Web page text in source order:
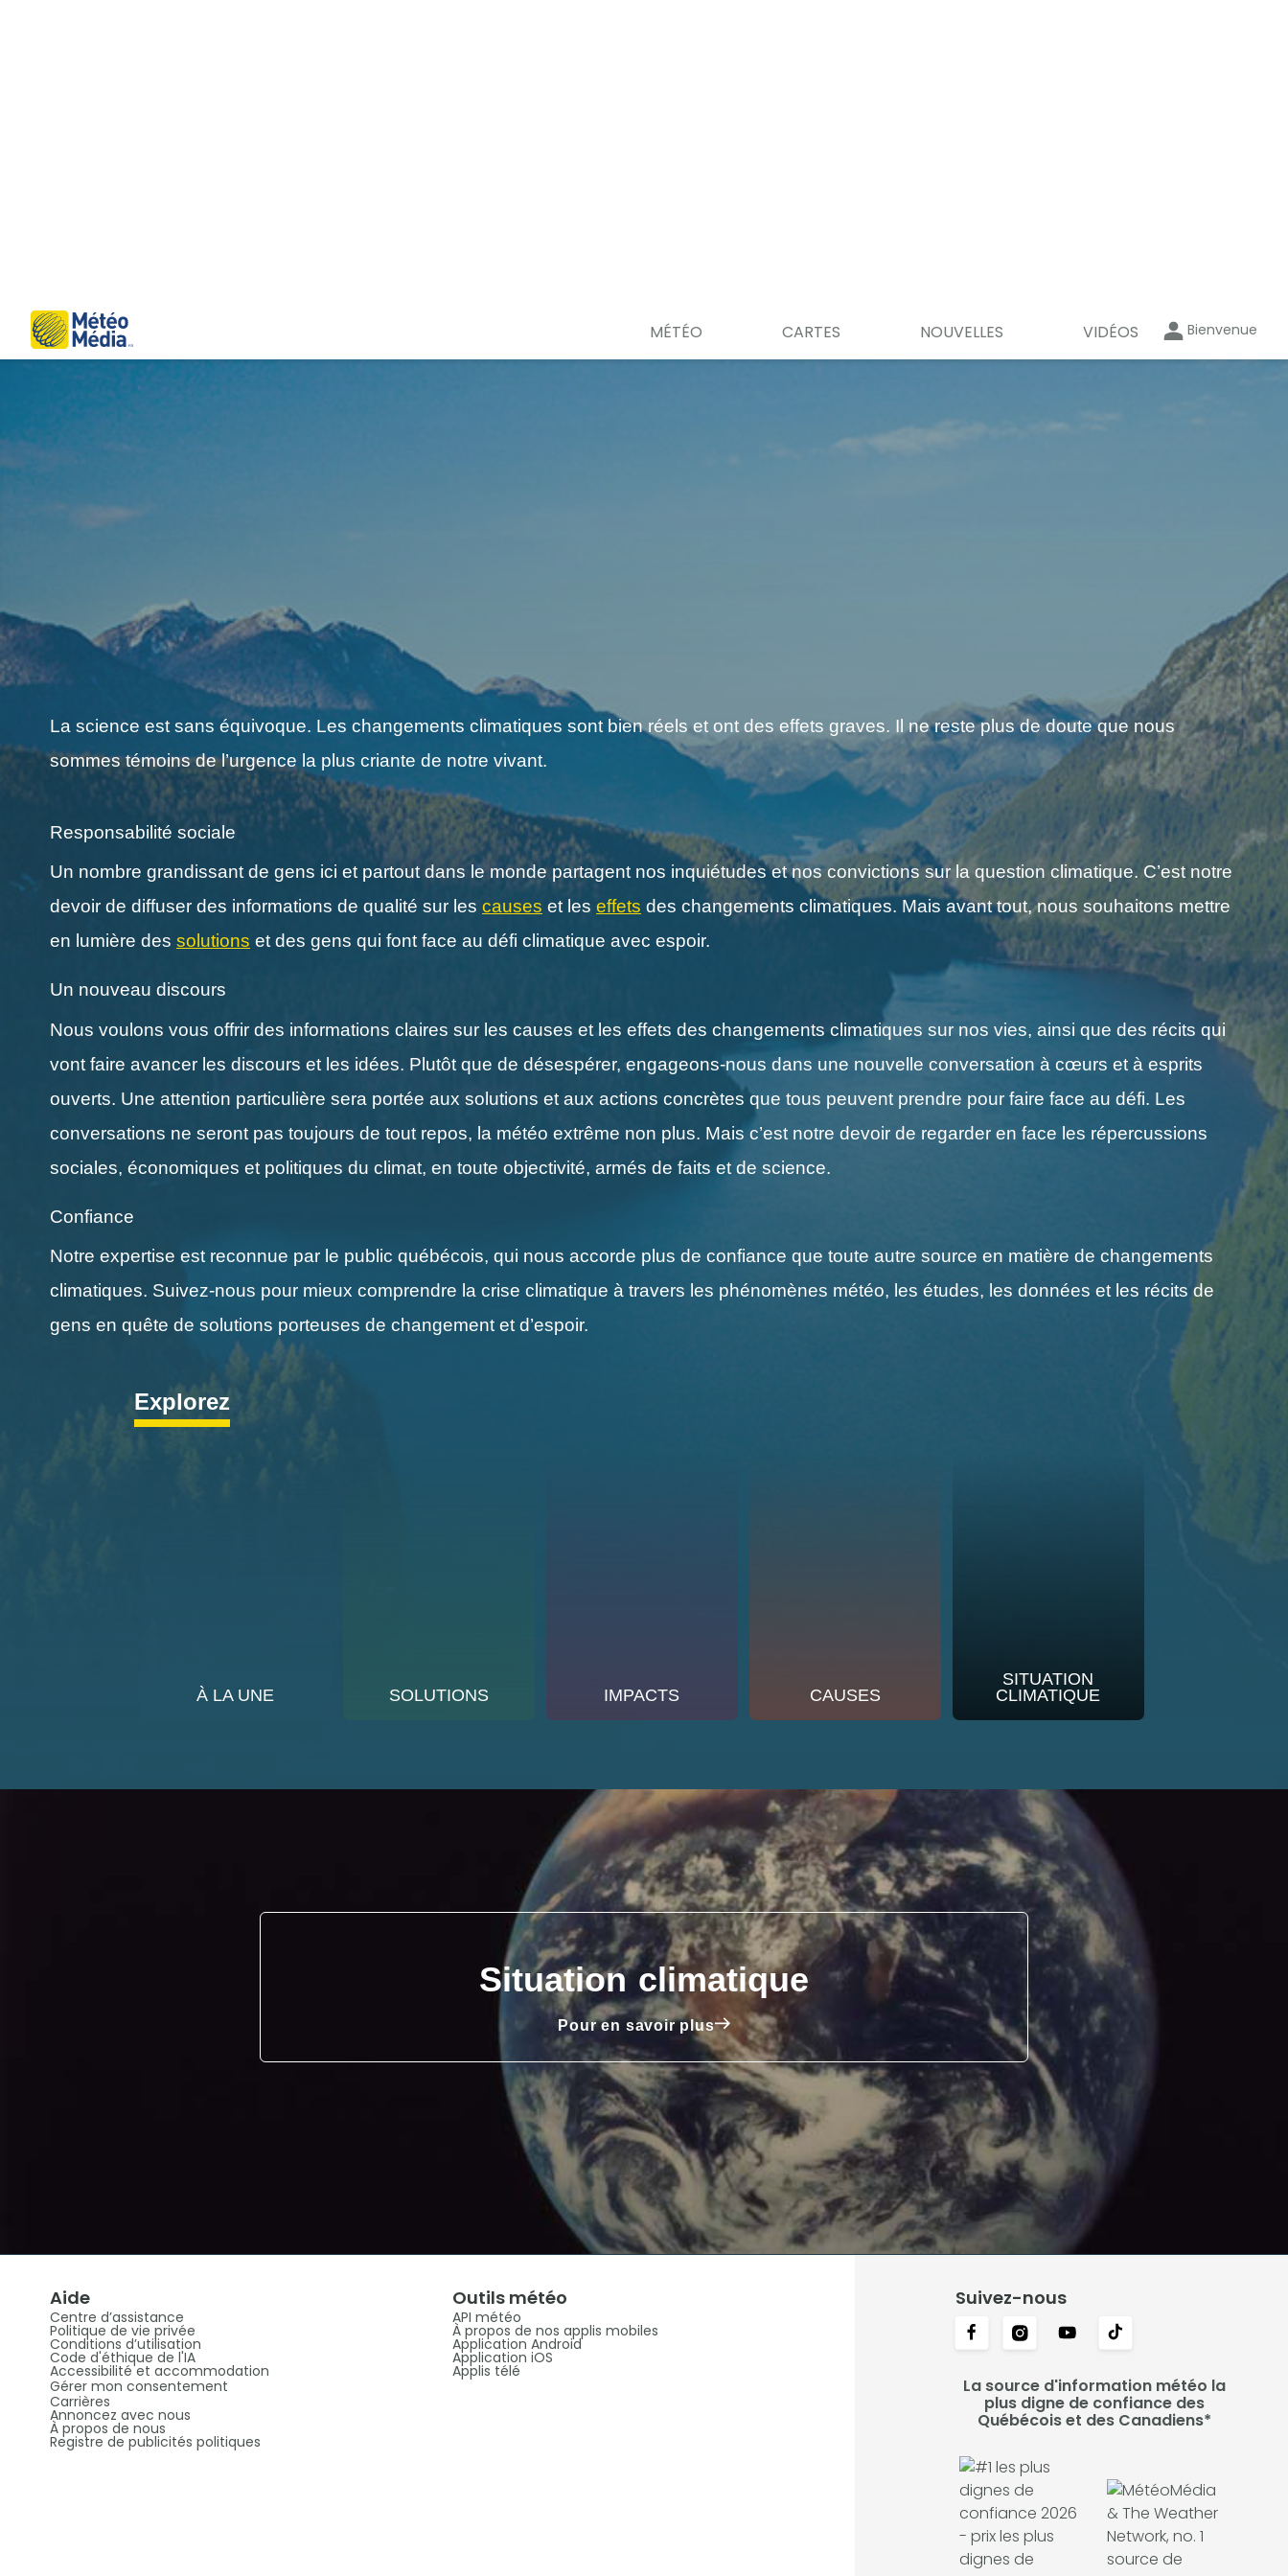
MÉTÉO CARTES NOUVELLES VIDÉOS Bienvenue
La science est sans équivoque. Les changements climatiques sont bien réels et ont des effets graves. Il ne reste plus de doute que nous
sommes témoins de l’urgence la plus criante de notre vivant.
Responsabilité sociale
Un nombre grandissant de gens ici et partout dans le monde partagent nos inquiétudes et nos convictions sur la question climatique. C’est notre
devoir de diffuser des informations de qualité sur les causes et les effets des changements climatiques. Mais avant tout, nous souhaitons mettre
en lumière des solutions et des gens qui font face au défi climatique avec espoir.
Un nouveau discours
Nous voulons vous offrir des informations claires sur les causes et les effets des changements climatiques sur nos vies, ainsi que des récits qui
vont faire avancer les discours et les idées. Plutôt que de désespérer, engageons-nous dans une nouvelle conversation à cœurs et à esprits
ouverts. Une attention particulière sera portée aux solutions et aux actions concrètes que tous peuvent prendre pour faire face au défi. Les
conversations ne seront pas toujours de tout repos, la météo extrême non plus. Mais c’est notre devoir de regarder en face les répercussions
sociales, économiques et politiques du climat, en toute objectivité, armés de faits et de science.
Confiance
Notre expertise est reconnue par le public québécois, qui nous accorde plus de confiance que toute autre source en matière de changements
climatiques. Suivez-nous pour mieux comprendre la crise climatique à travers les phénomènes météo, les études, les données et les récits de
gens en quête de solutions porteuses de changement et d’espoir.
Explorez
À LA UNE SOLUTIONS IMPACTS CAUSES
SITUATION
CLIMATIQUE
Situation climatique
Pour en savoir plus
Aide
Centre d’assistance
Politique de vie privée
Conditions d’utilisation
Code d'éthique de l'IA
Accessibilité et accommodation
Gérer mon consentement
Carrières
Annoncez avec nous
À propos de nous
Registre de publicités politiques
Outils météo
API météo
À propos de nos applis mobiles
Application Android
Application iOS
Applis télé
Suivez-nous
La source d'information météo la
plus digne de confiance des
Québécois et des Canadiens*